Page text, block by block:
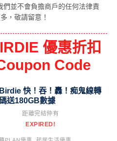
們並不會負擔商戶的任何法律責
，敬請留意！
優惠折扣
Code
快！吞！轟！痴鬼線轉
送180GB數據
距離完結仲有
EXPIRED!